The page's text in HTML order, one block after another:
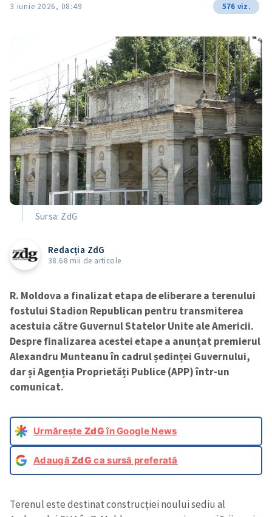
3 iunie 2026, 08:49 576 viz.
Sursa: ZdG
Redacția ZdG
38.68 mii de articole
R. Moldova a finalizat etapa de eliberare a terenului
fostului Stadion Republican pentru transmiterea
acestuia către Guvernul Statelor Unite ale Americii.
Despre finalizarea acestei etape a anunțat premierul
Alexandru Munteanu în cadrul ședinței Guvernului,
dar și Agenția Proprietăți Publice (APP) într-un
comunicat.
Urmărește ZdGîn Google News
AdaugăZdG ca sursă preferată
Terenul este destinat construcției noului sediu al